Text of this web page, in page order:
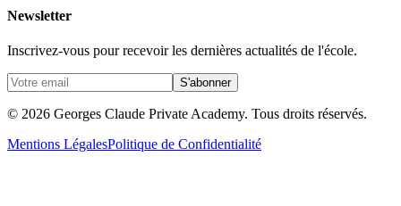
Newsletter
Inscrivez-vous pour recevoir les dernières actualités de l'école.
S'abonner
© 2026 Georges Claude Private Academy. Tous droits réservés.
Mentions LégalesPolitique de Confidentialité